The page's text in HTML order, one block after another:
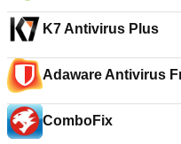
K7 Antivirus Plus
Adaware Antivirus
ComboFix